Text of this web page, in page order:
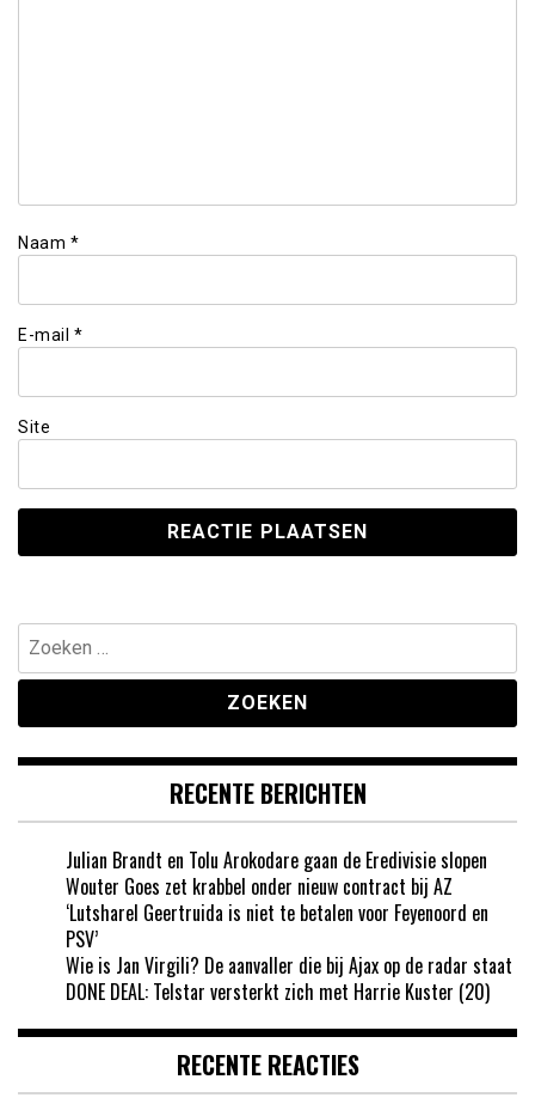
Naam *
E-mail *
Site
Zoeken
naar:
RECENTE BERICHTEN
Julian Brandt en Tolu Arokodare gaan de Eredivisie slopen
Wouter Goes zet krabbel onder nieuw contract bij AZ
‘Lutsharel Geertruida is niet te betalen voor Feyenoord en
PSV’
Wie is Jan Virgili? De aanvaller die bij Ajax op de radar staat
DONE DEAL: Telstar versterkt zich met Harrie Kuster (20)
RECENTE REACTIES